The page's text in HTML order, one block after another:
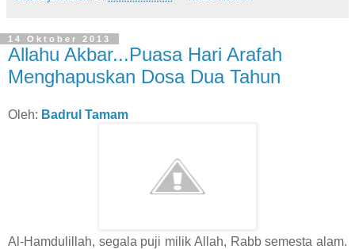
14 Oktober 2013
Allahu Akbar...Puasa Hari Arafah
Menghapuskan Dosa Dua Tahun
Oleh: Badrul Tamam
Al-Hamdulillah, segala puji milik Allah, Rabb semesta alam.